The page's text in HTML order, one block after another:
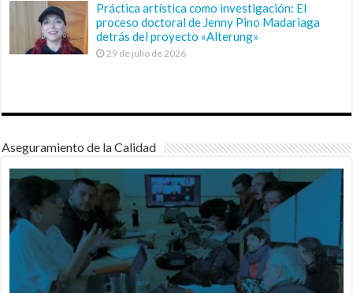
Práctica artística como investigación: El
proceso doctoral de Jenny Pino Madariaga
detrás del proyecto «Alterung»
29 de julio de 2026
Aseguramiento de la Calidad